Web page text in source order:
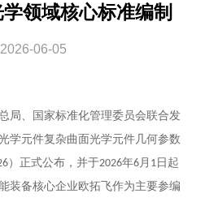
领域核心标准编制
2026-06-05
局、国家标准化管理委员会联合发
学元件复杂曲面光学元件几何参数
）正式公布，并于2026年6 月 1 日起
装备核心企业欧拓飞作为主要参编